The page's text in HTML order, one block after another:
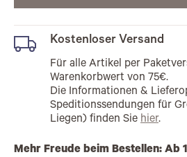
Kostenloser Versand
Für alle Artikel per
Warenkorbwert von 75€.
Die Informationen &
Speditionssendungen für
Liegen) finden Sie hier.
Mehr Freude beim Bestellen: Ab